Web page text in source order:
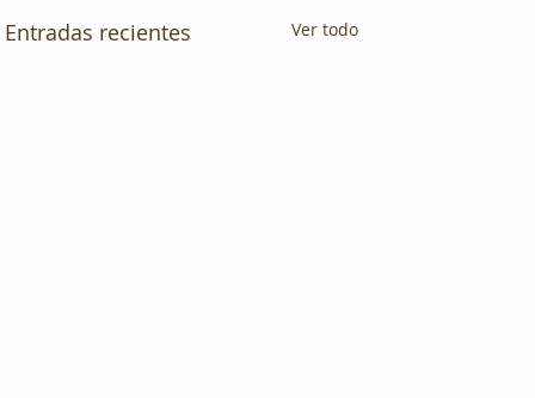
Entradas recientes Ver todo